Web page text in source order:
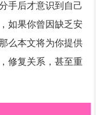
手后才意识到自己
如果你曾因缺乏安
么本文将为你提供
修复关系，甚至重